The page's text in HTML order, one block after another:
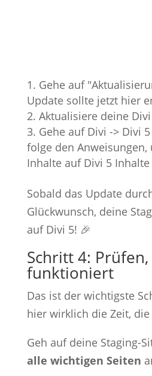
Gehe auf
Update sollte jetzt hier
Aktualisiere deine
Gehe auf Divi -> Divi
folge den
Inhalte auf Divi 5
Sobald das Update
Glückwunsch, deine
auf Divi 5! 🎉
Schritt 4:
funktioniert
Das ist der wichtigste
hier wirklich die Zeit,
Geh auf deine Staging-
alle wichtigen Seiten